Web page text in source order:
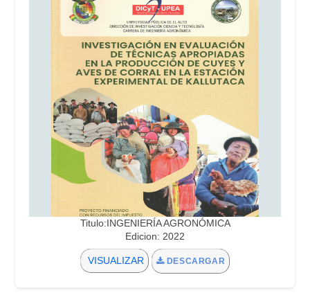
Titulo:INGENIERÍA AGRONÓMICA
Edicion: 2022
VISUALIZAR DESCARGAR